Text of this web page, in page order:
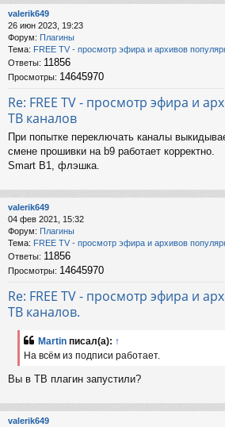
valerik649
26 июн 2023, 19:23
Форум: Плагины
Тема: FREE TV - просмотр эфира и архивов
Ответы: 11856
Просмотры: 14645970
Re: FREE TV - просмотр эфира и
ТВ каналов
При попытке переключать каналы
смене прошивки на b9 работает корректно.
Smart B1, флэшка.
valerik649
04 фев 2021, 15:32
Форум: Плагины
Тема: FREE TV - просмотр эфира и архивов
Ответы: 11856
Просмотры: 14645970
Re: FREE TV - просмотр эфира и
ТВ каналов.
Martin писал(а): ↑
На всём из подписи работает.
Вы в ТВ плагин запустили?
valerik649